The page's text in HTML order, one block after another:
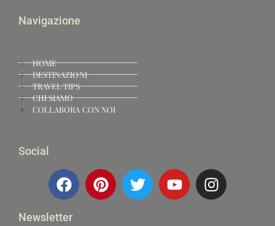
Navigazione
HOME
DESTINAZIONI
TRAVEL TIPS
CHI SIAMO
COLLABORA CON NOI
Social
Newsletter